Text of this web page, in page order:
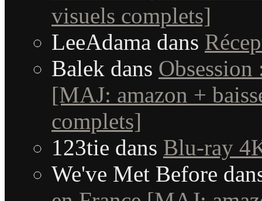
visuels complets]
LeeAdama dans
Balek dans Obsession
[MAJ: amazon +
complets]
123tie dans Blu-ray
We've Met Before